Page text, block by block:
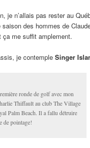
je n’allais pas rester au
des hommes de
ça me suffit amplement.
je contempleSinger
ronde de golf avec mon
Thiffault au club The Village
Palm Beach. Il a fallu détruire
de pointage!